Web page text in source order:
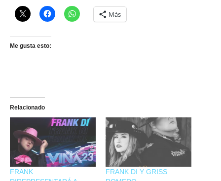
Más
Me gusta esto:
Relacionado
FRANK
FRANK DI Y GRISS